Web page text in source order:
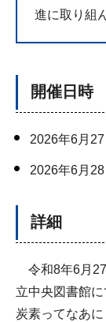
進に取り組
開催日時
2026年6月
2026年6月
詳細
令和8年6月
立中央図書館
炭素ってなあ